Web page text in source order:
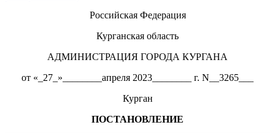
Российская Федерация
Курганская область
АДМИНИСТРАЦИЯ ГОРОДА КУРГАНА
от «_27_»________апреля 2023________ г. N__3265___
Курган
ПОСТАНОВЛЕНИЕ